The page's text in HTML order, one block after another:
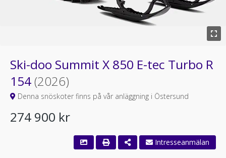
Ski-doo Summit X 850 E-tec Turbo R
154(2026)
Denna snöskoter finns på vår anläggning i Östersund
274 900 kr
Intresseanmälan